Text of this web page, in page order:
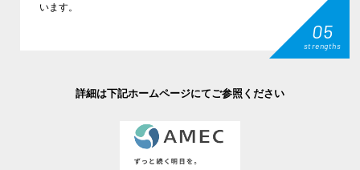
います。
05
strengths
詳細は下記ホームページにてご参照ください